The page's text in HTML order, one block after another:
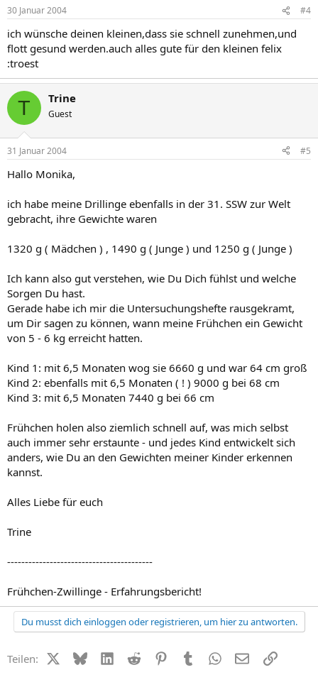
30 Januar 2004 #4
ich wünsche deinen kleinen,dass sie schnell zunehmen,und
flott gesund werden.auch alles gute für den kleinen felix
:troest
T Trine
Guest
31 Januar 2004 #5
Hallo Monika,
ich habe meine Drillinge ebenfalls in der 31. SSW zur Welt
gebracht, ihre Gewichte waren
1320 g ( Mädchen ) , 1490 g ( Junge ) und 1250 g ( Junge )
Ich kann also gut verstehen, wie Du Dich fühlst und welche
Sorgen Du hast.
Gerade habe ich mir die Untersuchungshefte rausgekramt,
um Dir sagen zu können, wann meine Frühchen ein Gewicht
von 5 - 6 kg erreicht hatten.
Kind 1: mit 6,5 Monaten wog sie 6660 g und war 64 cm groß
Kind 2: ebenfalls mit 6,5 Monaten ( ! ) 9000 g bei 68 cm
Kind 3: mit 6,5 Monaten 7440 g bei 66 cm
Frühchen holen also ziemlich schnell auf, was mich selbst
auch immer sehr erstaunte - und jedes Kind entwickelt sich
anders, wie Du an den Gewichten meiner Kinder erkennen
kannst.
Alles Liebe für euch
Trine
-----------------------------------------
Frühchen-Zwillinge - Erfahrungsbericht!
Du musst dich einloggen oder registrieren, um hier zu antworten.
Teilen: X (Twitter)
BlueskyLinkedIn
Reddit PinterestTumblr WhatsApp
E-MailLink